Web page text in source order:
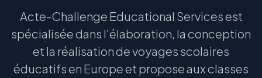
Acte-Challenge Educational Services est
spécialisée dans l'élaboration, la conception
et la réalisation de voyages scolaires
éducatifs en Europe et propose aux classes